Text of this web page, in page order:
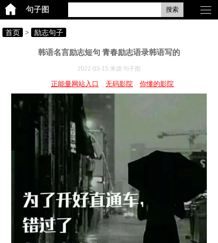
句子图 搜索
首页 > 励志句子
韩语名言励志短句 青春励志语录韩语写的
2022-03-15 来源:句子图
正能量网站入口 无码影院 你懂的影院